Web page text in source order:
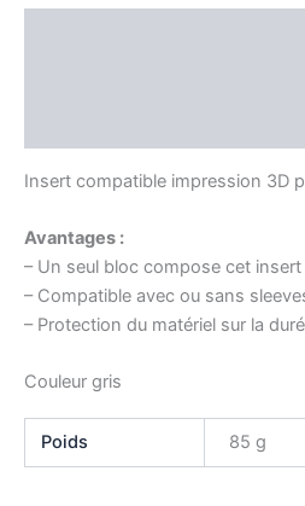
Insert compatible impression 3D
Avantages :
– Un seul bloc compose cet insert
– Compatible avec ou sans
– Protection du matériel sur la
Couleur gris
Poids 85 g